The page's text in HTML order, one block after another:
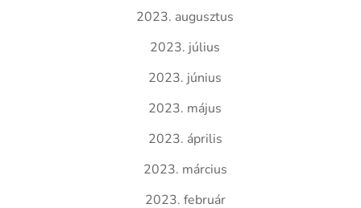
2023. augusztus
2023. július
2023. június
2023. május
2023. április
2023. március
2023. február